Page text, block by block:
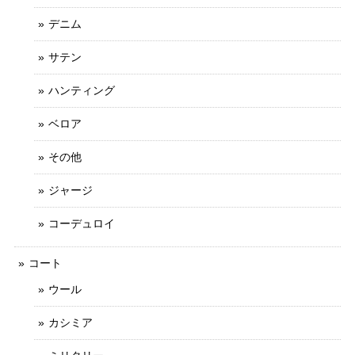
デニム
サテン
ハンティング
ベロア
その他
ジャージ
コーデュロイ
コート
ウール
カシミア